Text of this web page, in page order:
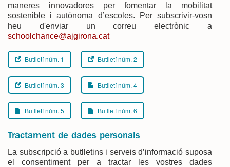
maneres innovadores per fomentar la mobilitat
sostenible i autònoma d’escoles. Per subscrivir-vosn
heu d'enviar un correu electrònic a
schoolchance@ajgirona.cat
Butlletí núm. 1 Butlletí núm. 2
Butlletí núm. 3 Butlletí núm. 4
Butlletí núm. 5 Butlletí núm. 6
Tractament de dades personals
La subscripció a butlletins i serveis d’informació suposa
el consentiment per a tractar les vostres dades